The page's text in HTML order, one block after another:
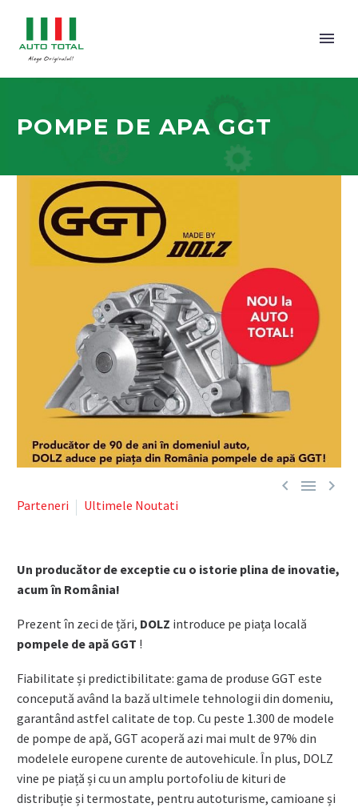
POMPE DE APA GGT
  
Parteneri Ultimele Noutati
Un producător de exceptie cu o istorie plina de inovatie,
acum în România!
Prezent în zeci de țări, DOLZ introduce pe piața locală
pompele de apă GGT !
Fiabilitate și predictibilitate: gama de produse GGT este
concepută având la bază ultimele tehnologii din domeniu,
garantând astfel calitate de top. Cu peste 1.300 de modele
de pompe de apă, GGT acoperă azi mai mult de 97% din
modelele europene curente de autovehicule. În plus, DOLZ
vine pe piață și cu un amplu portofoliu de kituri de
distribuție și termostate, pentru autoturisme, camioane și